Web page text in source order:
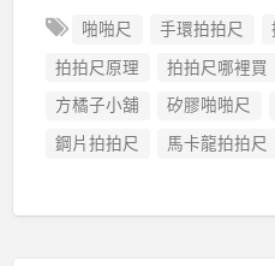
啪啪尺 手環拍拍尺
拍拍尺原理
拍拍尺哪裡買
方橘子小舖
矽膠啪啪尺
鋼片拍拍尺
馬卡龍拍拍尺